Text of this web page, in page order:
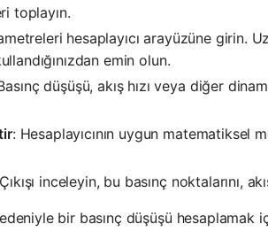
toplayın.
hesaplayıcı arayüzüne girin.
emin olun.
düşüşü, akış hızı veya diğer
: Hesaplayıcının uygun matematiksel
inceleyin, bu basınç noktalarını,
bir basınç düşüşü hesaplamak